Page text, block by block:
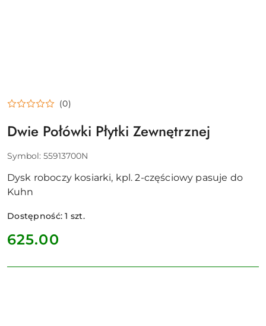
(0)
Dwie Połówki Płytki Zewnętrznej
Symbol: 55913700N
Dysk roboczy kosiarki, kpl. 2-częściowy pasuje do
Kuhn
Dostępność:1 szt.
cena:
625.00